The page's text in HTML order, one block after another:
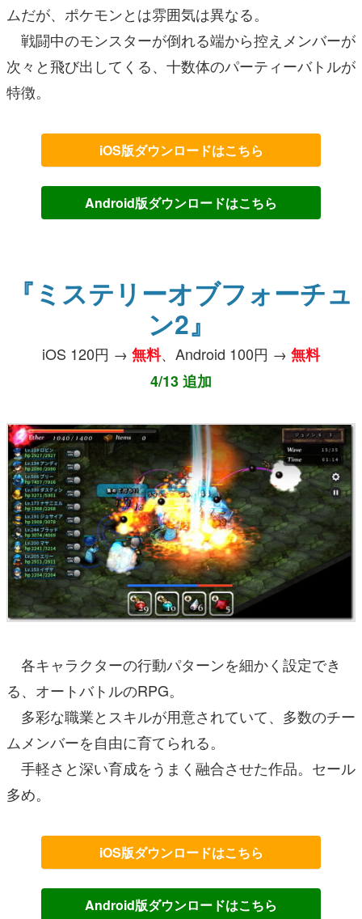
ムだが、ポケモンとは雰囲気は異なる。
戦闘中のモンスターが倒れる端から控えメンバーが
次々と飛び出してくる、十数体のパーティーバトルが
特徴。
iOS版ダウンロードはこちら
Android版ダウンロードはこちら
『ミステリーオブフォーチュ
ン2』
iOS 120円 → 無料、Android 100円 → 無料
4/13 追加
各キャラクターの行動パターンを細かく設定でき
る、オートバトルのRPG。
多彩な職業とスキルが用意されていて、多数のチー
ムメンバーを自由に育てられる。
手軽さと深い育成をうまく融合させた作品。セール
多め。
iOS版ダウンロードはこちら
Android版ダウンロードはこちら